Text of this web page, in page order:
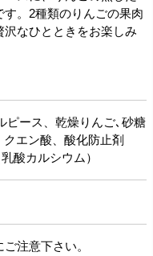
。2種類のりんごの果肉
なひとときをお楽しみ
ピース、乾燥りんご､砂糖
エン酸、酸化防止剤
酸カルシウム）
注意下さい。